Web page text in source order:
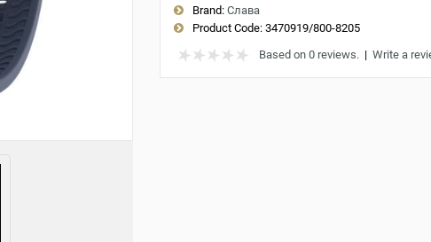
Brand: Слава
Product Code:3470919/800-8205
Based on 0 reviews.| Write a